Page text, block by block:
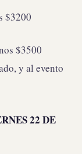
$3200
$3500
y al evento
22 DE